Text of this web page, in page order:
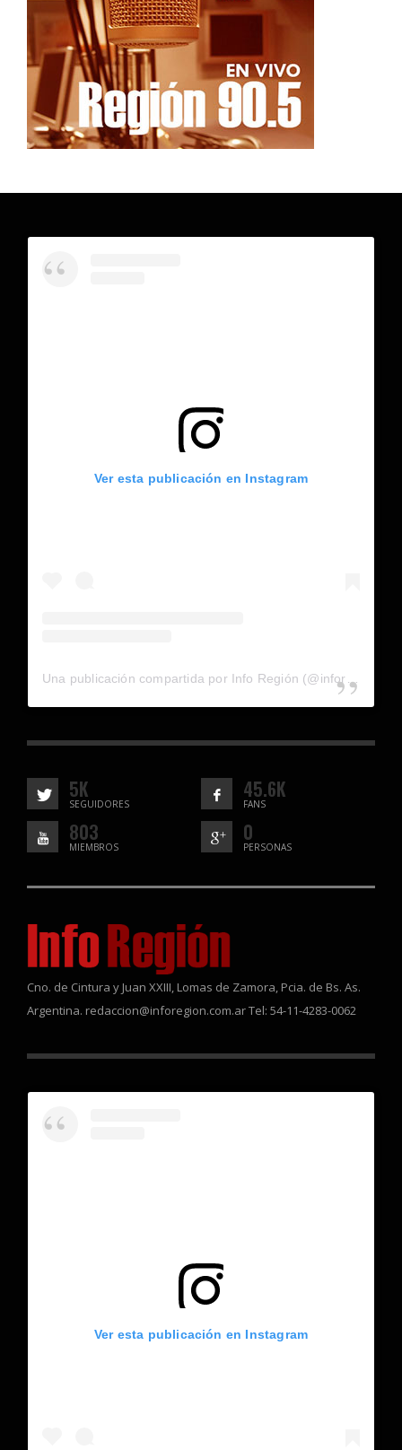
Ver esta publicación en Instagram
5K
SEGUIDORES
45.6K
FANS
803
MIEMBROS
0
PERSONAS
Cno. de Cintura y Juan XXIII, Lomas de Zamora, Pcia. de Bs. As.
Argentina. redaccion@inforegion.com.ar Tel: 54-11-4283-0062
Ver esta publicación en Instagram